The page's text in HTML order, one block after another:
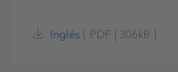
Inglés ( PDF | 306kB )